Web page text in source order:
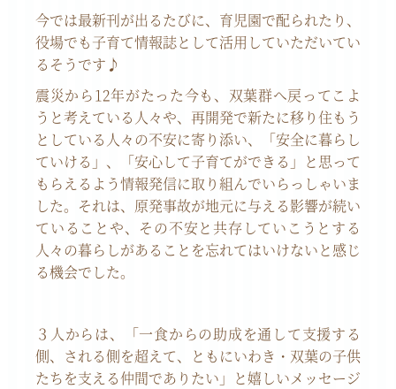
今では最新刊が出るたびに、育児園で配られたり、
役場でも子育て情報誌として活用していただいてい
るそうです♪
震災から12年がたった今も、双葉群へ戻ってこよ
うと考えている人々や、再開発で新たに移り住もう
としている人々の不安に寄り添い、「安全に暮らし
ていける」、「安心して子育てができる」と思って
もらえるよう情報発信に取り組んでいらっしゃいま
した。それは、原発事故が地元に与える影響が続い
ていることや、その不安と共存していこうとする
人々の暮らしがあることを忘れてはいけないと感じ
る機会でした。
３人からは、「一食からの助成を通して支援する
側、される側を超えて、ともにいわき・双葉の子供
たちを支える仲間でありたい」と嬉しいメッセージ